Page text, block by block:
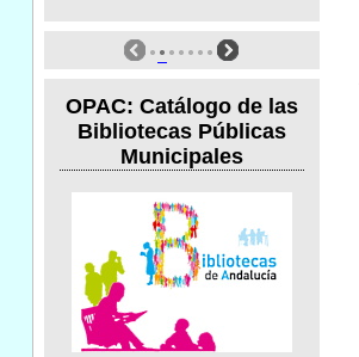
OPAC: Catálogo de las
Bibliotecas Públicas
Municipales